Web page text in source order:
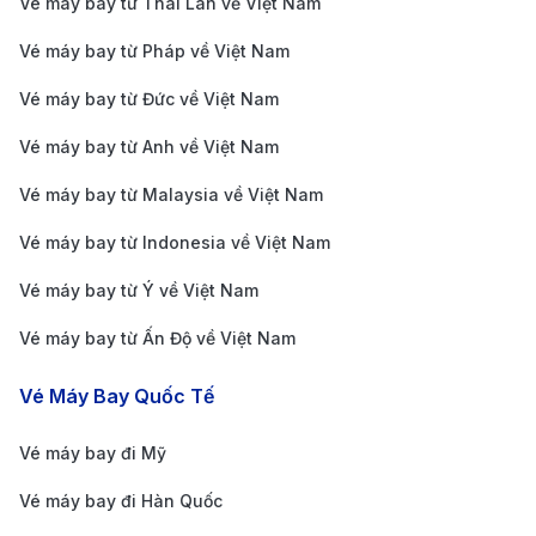
40 phút đến 1 giờ, tùy thuộc vào tình hình giao
thông. Đây là lựa chọn lý tưởng nếu bạn muốn tiết
kiệm thời gian và có thể di chuyển trực tiếp đến
và khá tiện lợi. Sân bay Lộc Khẩu có nhiều tuyến
xe buýt nối sân bay với các khu vực khác nhau
trong thành phố, giúp du khách dễ dàng di chuyển
về trung tâm Nam Kinh. Thời gian di chuyển bằng
Dịch vụ xe đưa đón:
vụ này. Bạn có thể đặt trước dịch vụ xe đưa đón
Vé máy bay từ Pháp về Việt Nam
Vé máy bay từ Đức về Việt Nam
Vé máy bay từ Anh về Việt Nam
Vé máy bay từ Malaysia về Việt Nam
Vé máy bay từ Indonesia về Việt Nam
Vé máy bay từ Ý về Việt Nam
Vé máy bay từ Ấn Độ về Việt Nam
Vé Máy Bay Quốc Tế
Vé máy bay đi Mỹ
Vé máy bay đi Hàn Quốc